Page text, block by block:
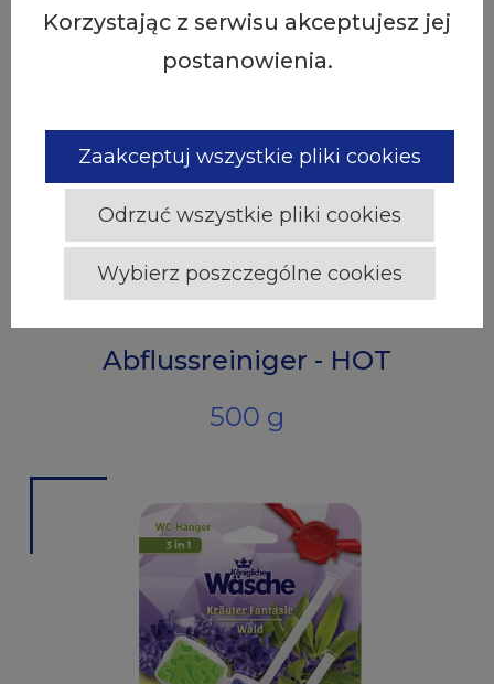
Abflussreiniger - HOT
500 g
Korzystając z serwisu akceptujesz jej
postanowienia.
Zaakceptuj wszystkie pliki cookies
Odrzuć wszystkie pliki cookies
Wybierz poszczególne cookies